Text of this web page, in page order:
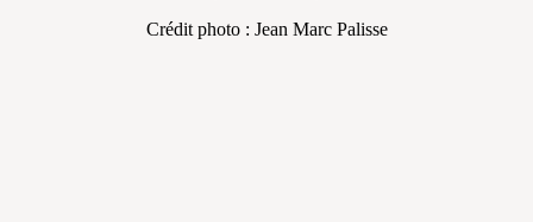
Crédit photo : Jean Marc Palisse